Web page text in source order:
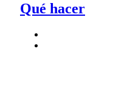
Qué hacer